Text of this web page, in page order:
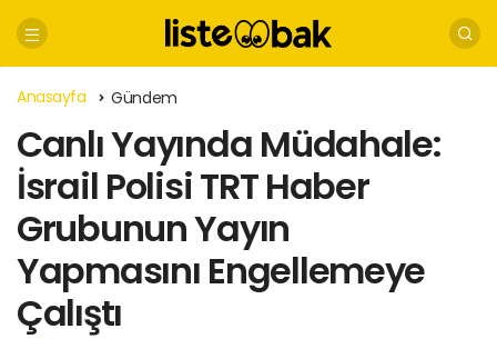
Anasayfa Gündem
Canlı Yayında Müdahale:
İsrail Polisi TRT Haber
Grubunun Yayın
Yapmasını Engellemeye
Çalıştı